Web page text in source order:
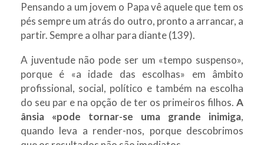
Pensando a um jovem o Papa vê aquele que tem os
pés sempre um atrás do outro, pronto a arrancar, a
partir. Sempre a olhar para diante (139).
A juventude não pode ser um «tempo suspenso»,
porque é «a idade das escolhas» em âmbito
profissional, social, político e também na escolha
do seu par e na opção de ter os primeiros filhos. A
ânsia «pode tornar-se uma grande inimiga,
quando leva a render-nos, porque descobrimos